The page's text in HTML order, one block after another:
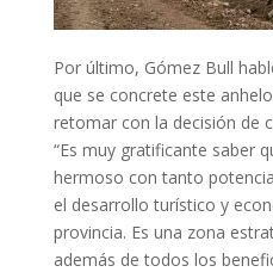
Por último, Gómez Bull
que se concrete este
retomar con la decisión de
“Es muy gratificante saber
hermoso con tanto
el desarrollo turístico y
provincia. Es una zona
además de todos los